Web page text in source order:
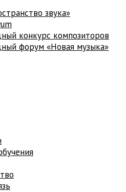
звука»
конкурс композиторов
форум «Новая музыка»